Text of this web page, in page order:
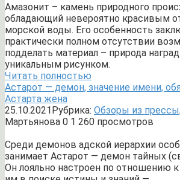
Амазонит – камень природного
обладающий невероятно красивым
морской воды. Его особенность
практически полном отсутствии
подделать материал – природа
уникальным рисунком.
Читать полностью
Астарот — демон, значение имени,
Астарта жена
25.10.2021Рубрика: Обзоры из прессы
Мартьянова 0 1 260 просмотров
Среди демонов адской иерархии
занимает Астарот — демон тайных
Он лояльно настроен по отношению